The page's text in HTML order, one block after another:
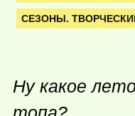
СЕЗОНЫ.
Ну какое